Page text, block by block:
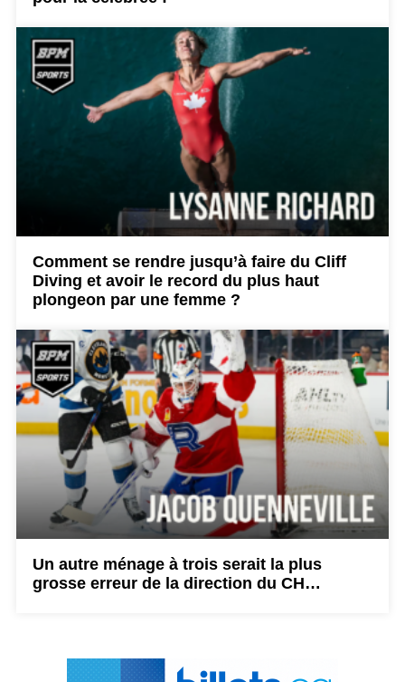
Comment se rendre jusqu’à faire du Cliff
Diving et avoir le record du plus haut
plongeon par une femme ?
Un autre ménage à trois serait la plus
grosse erreur de la direction du CH…